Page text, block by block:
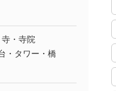
寺・寺院
・タワー・橋